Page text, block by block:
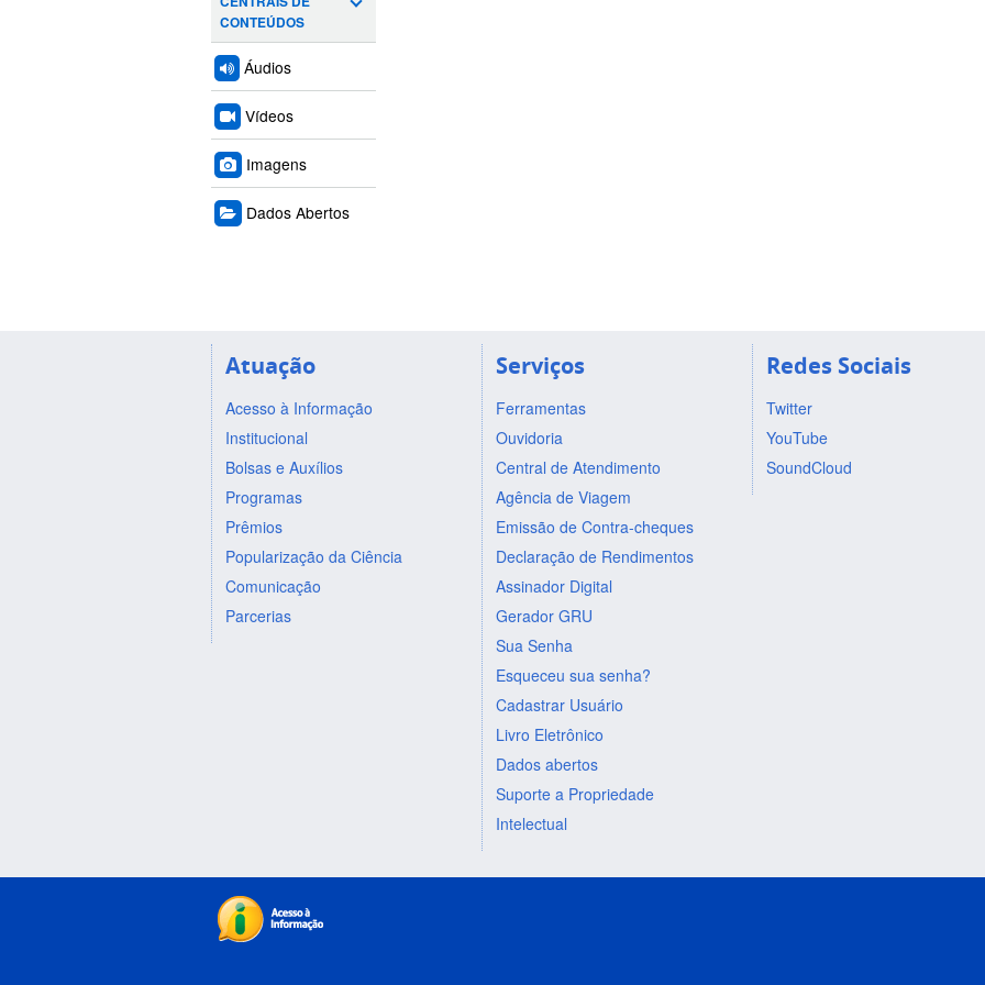
CONTEÚDOS
Áudios
Vídeos
Imagens
Dados Abertos
Atuação
Acesso à Informação
Institucional
Bolsas e Auxílios
Programas
Prêmios
Popularização da Ciência
Comunicação
Parcerias
Serviços
Ferramentas
Ouvidoria
Central de Atendimento
Agência de Viagem
Emissão de Contra-cheques
Declaração de Rendimentos
Assinador Digital
Gerador GRU
Sua Senha
Esqueceu sua senha?
Cadastrar Usuário
Livro Eletrônico
Dados abertos
Suporte a Propriedade
Intelectual
Redes Sociais
Twitter
YouTube
SoundCloud